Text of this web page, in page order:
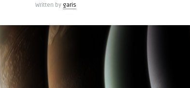
Written by garis